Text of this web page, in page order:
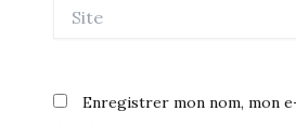
Enregistrer mon nom, mon